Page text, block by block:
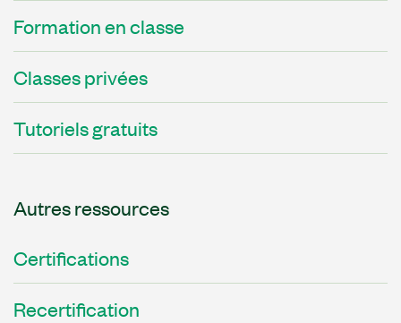
Formation en classe
Classes privées
Tutoriels gratuits
Autres ressources
Certifications
Recertification